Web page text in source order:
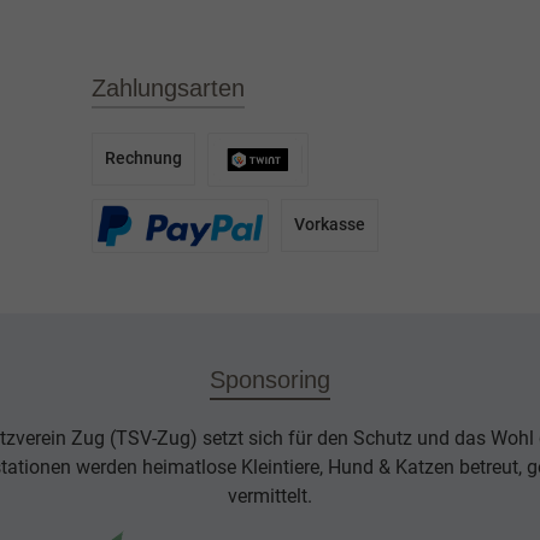
Zahlungsarten
Rechnung
Vorkasse
Sponsoring
Zug (TSV-Zug) setzt sich für den Schutz und das Wohl
werden heimatlose Kleintiere, Hund & Katzen betreut,
vermittelt.